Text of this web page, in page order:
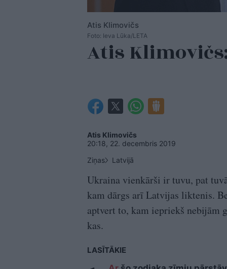
Atis Klimovičs
Foto: Ieva Lūka/LETA
Atis
Atis Klimovičs
20:18, 22. decembris 2019
Ziņas
Latvijā
Ukraina vienkārši ir tuvu, pat
kam dārgs arī Latvijas liktenis.
aptvert to, kam iepriekš nebijām
kas.
LASĪTĀKIE